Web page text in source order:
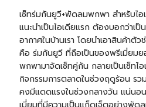
เซ็ทร่มกันยูวี+พัดลมพกพา สำหรับไอ
แนะนำเป็นไอเดียแรก ต้องบอกว่าเ
อากาศในบ้านเรา โดยนำเอาสินค้า
คือ ร่มกันยูวี ที่ถือเป็นของพรีเมี่ยม
พกพามาจัดเซ็ทคู่กัน กลายเป็นเซ็ทไอ
กิจกรรมการตลาดในช่วงฤดูร้อน ร
คงมีแดดแรงในช่วงกลางวัน แน่นอ